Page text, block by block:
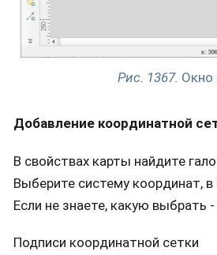
Рис. 1367. Окно
Добавление координатной
В свойствах карты найдите
Выберите систему координат,
Если не знаете, какую выбрать
Подписи координатной сетки